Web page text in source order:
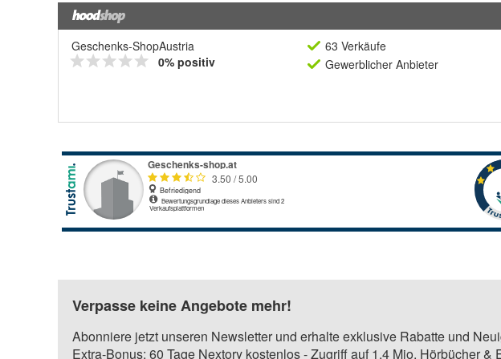
Geschenks-ShopAustria
0% positiv
63 Verkäufe
Gewerblicher Anbieter
Verpasse keine Angebote mehr!
Abonniere jetzt unseren Newsletter und erhalte exklusive Rabatte und
Extra-Bonus: 60 Tage Nextory kostenlos - Zugriff auf 1,4 Mio. Hörbücher &